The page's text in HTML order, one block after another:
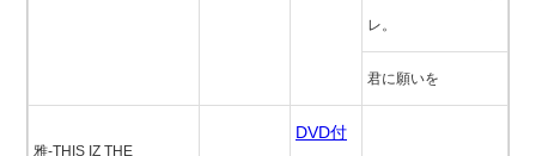
レ。
君に願いを
雅-THIS IZ THE
DVD付